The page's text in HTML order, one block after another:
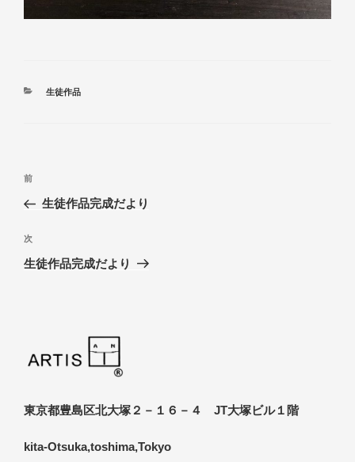
カ
生徒作品
投
ナ
ビ
ゲ
前
の
稿
前
生徒作品完成だより
次
の
次
生徒作品完成だより
東京都豊島区北大塚２－１６－４ JT大塚ビル１階
kita-Otsuka,toshima,Tokyo